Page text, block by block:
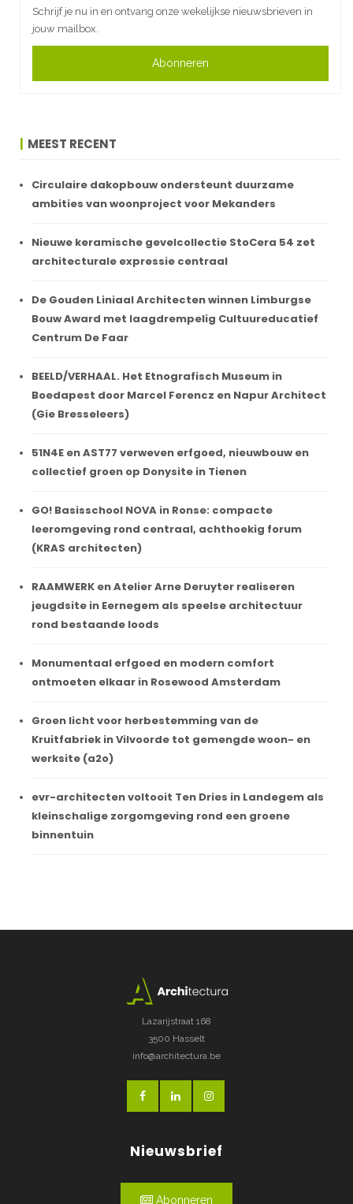
Schrijf je nu in en ontvang onze wekelijkse nieuwsbrieven in
jouw mailbox.
Abonneren
MEEST RECENT
Circulaire dakopbouw ondersteunt duurzame
ambities van woonproject voor Mekanders
Nieuwe keramische gevelcollectie StoCera 54 zet
architecturale expressie centraal
De Gouden Liniaal Architecten winnen Limburgse
Bouw Award met laagdrempelig Cultuureducatief
Centrum De Faar
BEELD/VERHAAL. Het Etnografisch Museum in
Boedapest door Marcel Ferencz en Napur Architect
(Gie Bresseleers)
51N4E en AST77 verweven erfgoed, nieuwbouw en
collectief groen op Donysite in Tienen
GO! Basisschool NOVA in Ronse: compacte
leeromgeving rond centraal, achthoekig forum
(KRAS architecten)
RAAMWERK en Atelier Arne Deruyter realiseren
jeugdsite in Eernegem als speelse architectuur
rond bestaande loods
Monumentaal erfgoed en modern comfort
ontmoeten elkaar in Rosewood Amsterdam
Groen licht voor herbestemming van de
Kruitfabriek in Vilvoorde tot gemengde woon- en
werksite (a2o)
evr-architecten voltooit Ten Dries in Landegem als
kleinschalige zorgomgeving rond een groene
binnentuin
Lazarijstraat 168
3500 Hasselt
info@architectura.be
Nieuwsbrief
Abonneren